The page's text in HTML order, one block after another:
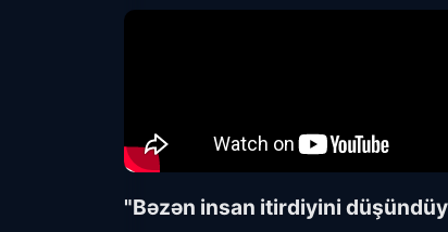
"Bəzən insan itirdiyini